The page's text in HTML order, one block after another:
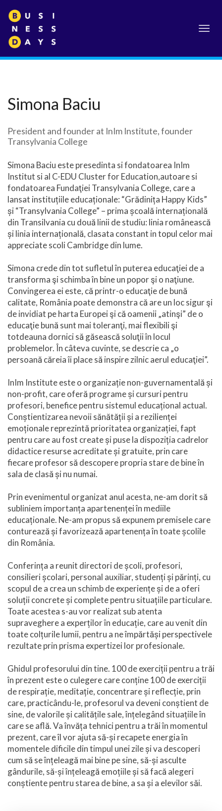
Simona Baciu
President and founder at InIm Institute, founder
Transylvania College
Simona Baciu este presedinta si fondatoarea InIm
Institut si al C-EDU Cluster for Education,autoare si
fondatoarea Fundaţiei Transylvania College, care a
lansat instituțiile educaționale: “Grădinița Happy Kids”
și “Transylvania College” – prima școală internațională
din Transilvania cu două linii de studiu: linia românească
și linia internațională, clasata constant in topul celor mai
appreciate scoli Cambridge din lume.
Simona crede din tot sufletul în puterea educaţiei de a
transforma şi schimba în bine un popor şi o naţiune.
Convingerea ei este, că printr-o educaţie de bună
calitate, România poate demonstra că are un loc sigur şi
de invidiat pe harta Europei şi că oamenii „atinşi” de o
educaţie bună sunt mai toleranţi, mai flexibili şi
totdeauna dornici să găsească soluţii în locul
problemelor. În câteva cuvinte, se descrie ca „o
persoană căreia îi place să inspire zilnic aerul educaţiei”.
InIm Institute este o organizație non-guvernamentală și
non-profit, care oferă programe și cursuri pentru
profesori, benefice pentru sistemul educațional actual.
Conștientizarea nevoii sănătății și a rezilienței
emoționale reprezintă prioritatea organizației, fapt
pentru care au fost create și puse la dispoziția cadrelor
didactice resurse acreditate și gratuite, prin care
fiecare profesor să descopere propria stare de bine în
sala de clasă și nu numai.
Prin evenimentul organizat anul acesta, ne-am dorit să
subliniem importanța apartenenței în mediile
educaționale. Ne-am propus să expunem premisele care
conturează și favorizează apartenența în toate școlile
din România.
Conferința a reunit directori de școli, profesori,
consilieri școlari, personal auxiliar, studenți și părinți, cu
scopul de a crea un schimb de experiențe și de a oferi
soluții concrete și complete pentru situațiile particulare.
Toate acestea s-au vor realizat sub atenta
supraveghere a experților în educație, care au venit din
toate colțurile lumii, pentru a ne împărtăși perspectivele
rezultate prin prisma expertizei lor profesionale.
Ghidul profesorului din tine. 100 de exerciții pentru a trăi
în prezent este o culegere care conține 100 de exerciții
de respirație, meditație, concentrare și reflecție, prin
care, practicându-le, profesorul va deveni conștient de
sine, de valorile și calitățile sale, înțelegând situațiile în
care se află. Va învăța tehnici pentru a trăi în momentul
prezent, care îl vor ajuta să-și recapete energia în
momentele dificile din timpul unei zile și va descoperi
cum să se înțeleagă mai bine pe sine, să-și asculte
gândurile, să-și înțeleagă emoțiile și să facă alegeri
conștiente pentru starea de bine, a sa și a elevilor săi.